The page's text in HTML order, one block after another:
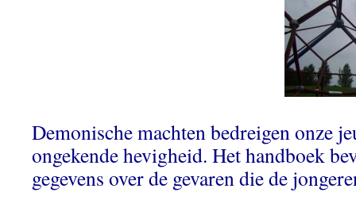
Demonische machten bedreigen onze
ongekende hevigheid. Het handboek
gegevens over de gevaren die de